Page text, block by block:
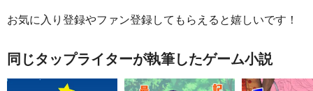
お気に入り登録やファン登録してもらえると嬉しいです！
同じタップライターが執筆したゲーム小説